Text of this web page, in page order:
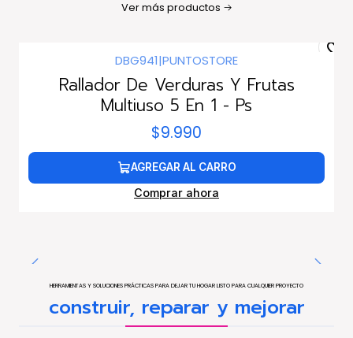
Ver más productos
DBG941|PUNTOSTORE
Rallador De Verduras Y Frutas
Multiuso 5 En 1 - Ps
$9.990
AGREGAR AL CARRO
Comprar ahora
HERRAMIENTAS Y SOLUCIONES PRÁCTICAS PARA DEJAR TU HOGAR LISTO PARA CUALQUIER PROYECTO
construir, reparar y mejorar